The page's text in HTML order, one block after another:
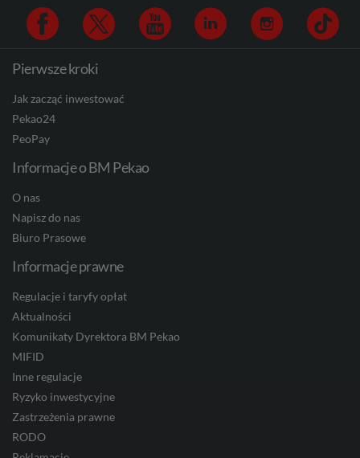
Facebook
Pierwsze kroki
Jak zacząć inwestować
Pekao24
PeoPay
Informacje o BM Pekao
O nas
Napisz do nas
Biuro Prasowe
Informacje prawne
Regulacje i taryfy opłat
Aktualności
Komunikaty Dyrektora BM Pekao
MIFID
Inne regulacje
Ryzyko inwestycyjne
Zastrzeżenia prawne
RODO